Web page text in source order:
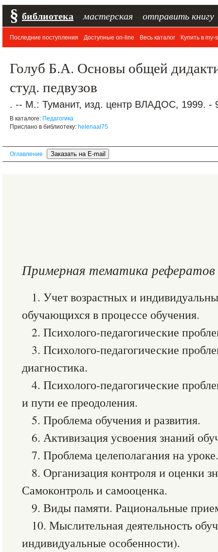
§ библиотека мастерская отправить книгу
Последние поступления Доступные on-line Весь каталог Купить в my-
Голуб Б.А. Основы общей
студ. педвузов
. -- М.: Туманит, изд. центр ВЛАДОС, 1999. -
В каталоге: Педагогика
Прислано в библиотеку: helenaal75
Оглавление
Примерная тематика рефератов
1. Учет возрастных и
обучающихся в процессе обучения.
2. Психолого-педагогические
3. Психолого-педагогические
диагностика.
4. Психолого-педагогические
и пути ее преодоления.
5. Проблема обучения и развития.
6. Активизация усвоения знаний
7. Проблема целеполагания на
8. Организация контроля и оценки
Самоконтроль и самооценка.
9. Виды памяти. Рациональные
10. Мыслительная деятельность
индивидуальные особенности).